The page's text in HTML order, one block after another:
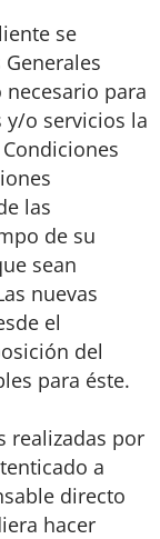
se
para
o servicios la
las
de su
sean
nuevas
el
del
para éste.
realizadas por
a
directo
hacer